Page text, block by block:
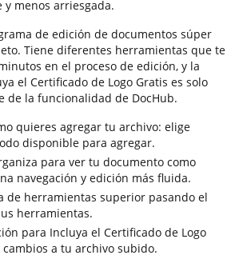
y menos arriesgada.
de edición de documentos súper
Tiene diferentes herramientas que te
en el proceso de edición, y la
el Certificado de Logo Gratis es solo
de la funcionalidad de DocHub.
quieres agregar tu archivo: elige
disponible para agregar.
para ver tu documento como
navegación y edición más fluida.
de herramientas superior pasando el
herramientas.
para Incluya el Certificado de Logo
a tu archivo subido.